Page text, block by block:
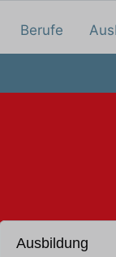
Berufe